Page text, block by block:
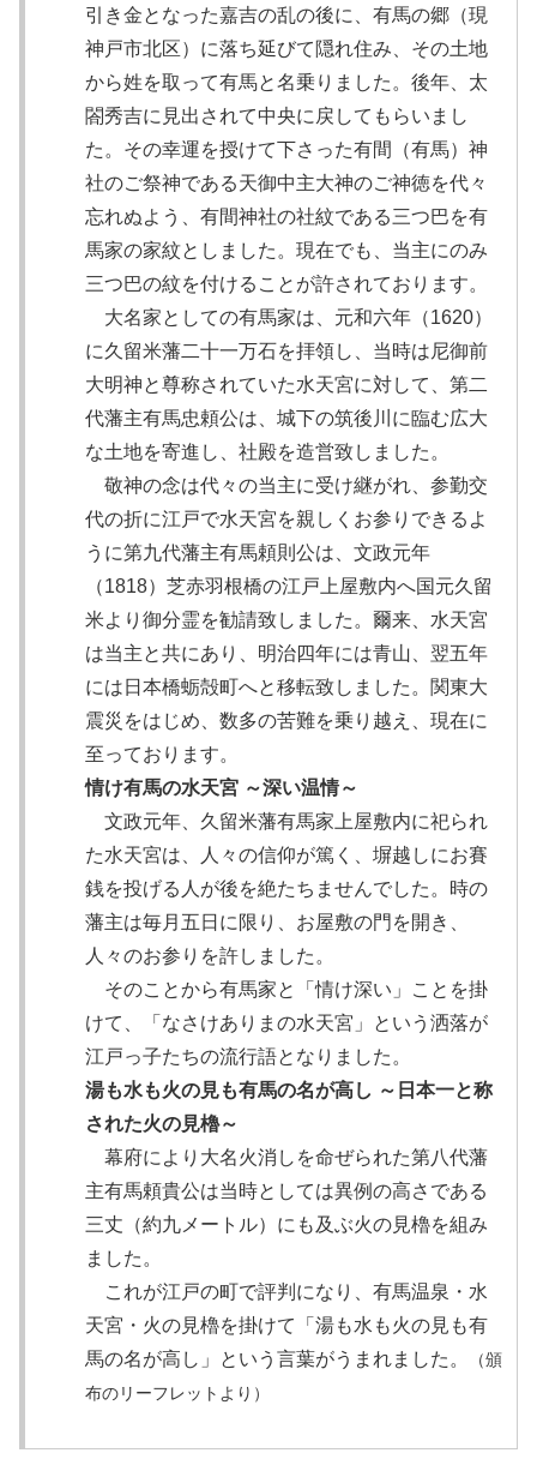
引き金となった嘉吉の乱の後に、有馬の郷（現
神戸市北区）に落ち延びて隠れ住み、その土地
から姓を取って有馬と名乗りました。後年、太
閤秀吉に見出されて中央に戻してもらいまし
た。その幸運を授けて下さった有間（有馬）神
社のご祭神である天御中主大神のご神徳を代々
忘れぬよう、有間神社の社紋である三つ巴を有
馬家の家紋としました。現在でも、当主にのみ
三つ巴の紋を付けることが許されております。
大名家としての有馬家は、元和六年（1620）
に久留米藩二十一万石を拝領し、当時は尼御前
大明神と尊称されていた水天宮に対して、第二
代藩主有馬忠頼公は、城下の筑後川に臨む広大
な土地を寄進し、社殿を造営致しました。
敬神の念は代々の当主に受け継がれ、参勤交
代の折に江戸で水天宮を親しくお参りできるよ
うに第九代藩主有馬頼則公は、文政元年
（1818）芝赤羽根橋の江戸上屋敷内へ国元久留
米より御分霊を勧請致しました。爾来、水天宮
は当主と共にあり、明治四年には青山、翌五年
には日本橋蛎殻町へと移転致しました。関東大
震災をはじめ、数多の苦難を乗り越え、現在に
至っております。
情け有馬の水天宮 ～深い温情～
文政元年、久留米藩有馬家上屋敷内に祀られ
た水天宮は、人々の信仰が篤く、塀越しにお賽
銭を投げる人が後を絶たちませんでした。時の
藩主は毎月五日に限り、お屋敷の門を開き、
人々のお参りを許しました。
そのことから有馬家と「情け深い」ことを掛
けて、「なさけありまの水天宮」という洒落が
江戸っ子たちの流行語となりました。
湯も水も火の見も有馬の名が高し ～日本一と称
された火の見櫓～
幕府により大名火消しを命ぜられた第八代藩
主有馬頼貴公は当時としては異例の高さである
三丈（約九メートル）にも及ぶ火の見櫓を組み
ました。
これが江戸の町で評判になり、有馬温泉・水
天宮・火の見櫓を掛けて「湯も水も火の見も有
馬の名が高し」という言葉がうまれました。
（頒
布のリーフレットより）